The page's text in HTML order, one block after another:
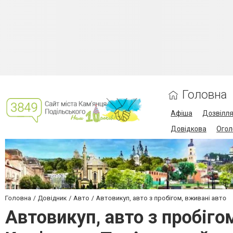
Головна
Афіша Дозвілля
Довідкова
Головна Довідник Авто Автовикуп, авто з пробігом, вживані авто
Автовикуп, авто з